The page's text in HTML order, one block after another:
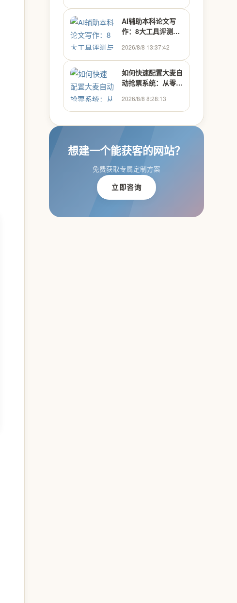
AI辅助本科论文写
作：8大工具评测与
2026/8/8 13:37:42
如何快速配置大麦自
动抢票系统：从零开
助手
2026/8/8 8:28:13
想建一个能获客的网站？
免费获取专属定制方案
立即咨询